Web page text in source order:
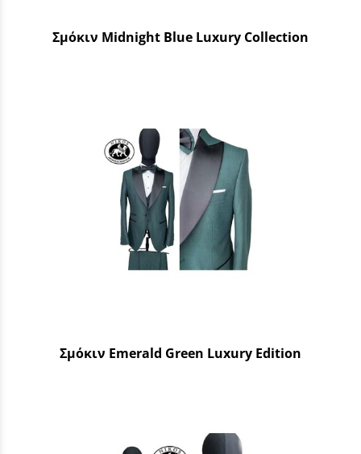
Σμόκιν Midnight Blue Luxury Collection
Σμόκιν Emerald Green Luxury Edition